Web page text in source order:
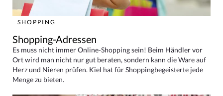
SHOPPING
Shopping-Adressen
Es muss nicht immer Online-Shopping sein! Beim Händler vor
Ort wird man nicht nur gut beraten, sondern kann die Ware auf
Herz und Nieren prüfen. Kiel hat für Shoppingbegeisterte jede
Menge zu bieten.